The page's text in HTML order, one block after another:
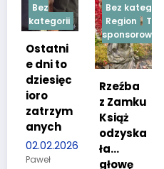
Bez kategorii
Region
Treść
sponsorowana
Rzeźba
z Zamku
Książ
odzyska
ła…
głowę
Bez
kategorii
STRACIŁ
KARTĘ
BANKO
MATOW
Ą I
PIENIĄD
ZE
13.05.2024